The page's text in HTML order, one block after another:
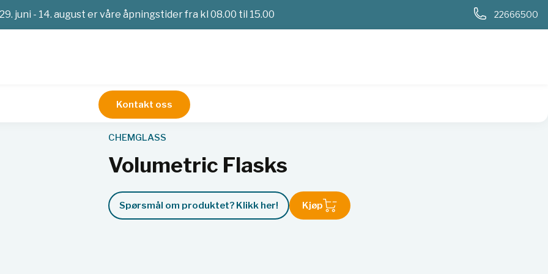
29. juni - 14. august er våre åpningstider fra kl 08.00 til 15.00 22666500
Kontakt oss
Volumetric Flasks
CHEMGLASS
Volumetric Flasks
Spørsmål om produktet? Klikk her! Kjøp